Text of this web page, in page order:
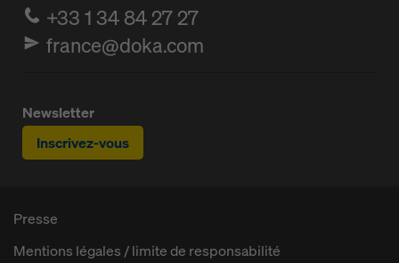
+33 1 34 84 27 27
france@doka.com
Newsletter
Inscrivez-vous
Presse
Mentions légales / limite de responsabilité